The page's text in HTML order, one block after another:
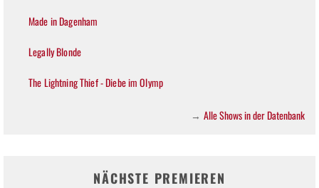
Made in Dagenham
Legally Blonde
The Lightning Thief - Diebe im Olymp
→ Alle Shows in der Datenbank
NÄCHSTE PREMIEREN